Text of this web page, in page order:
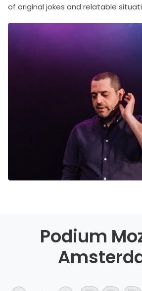
of original jokes and relatable
Podium